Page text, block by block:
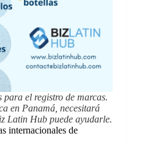
para el registro de marcas.
en Panamá, necesitará
Latin Hub puede ayudarle.
internacionales de